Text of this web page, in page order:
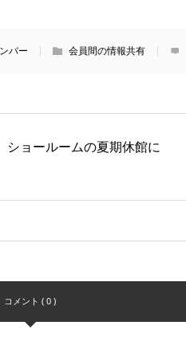
バー 会員間の情報共有
ショールームの夏期休館に
コメント ( 0 )